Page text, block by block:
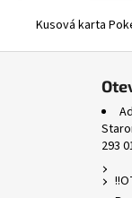
Kusová karta
293